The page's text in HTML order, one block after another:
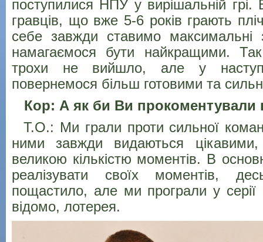
поступилися НПУ у вирішальній грі.
гравців, що вже 5-6 років грають
себе завжди ставимо максимальні
намагаємося бути найкращими.
трохи не вийшло, але у
повернемося більш готовими та
Кор: А як би Ви прокоментували
Т.О.: Ми грали проти сильної
ними завжди видаються
великою кількістю моментів. В
реалізувати своїх моментів,
пощастило, але ми програли у серії
відомо, лотерея.